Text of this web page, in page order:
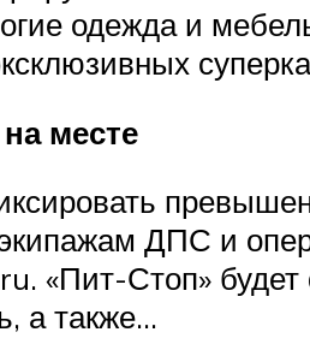
одежда и
месте
ДПС и
«Пит-Стоп»
а также…